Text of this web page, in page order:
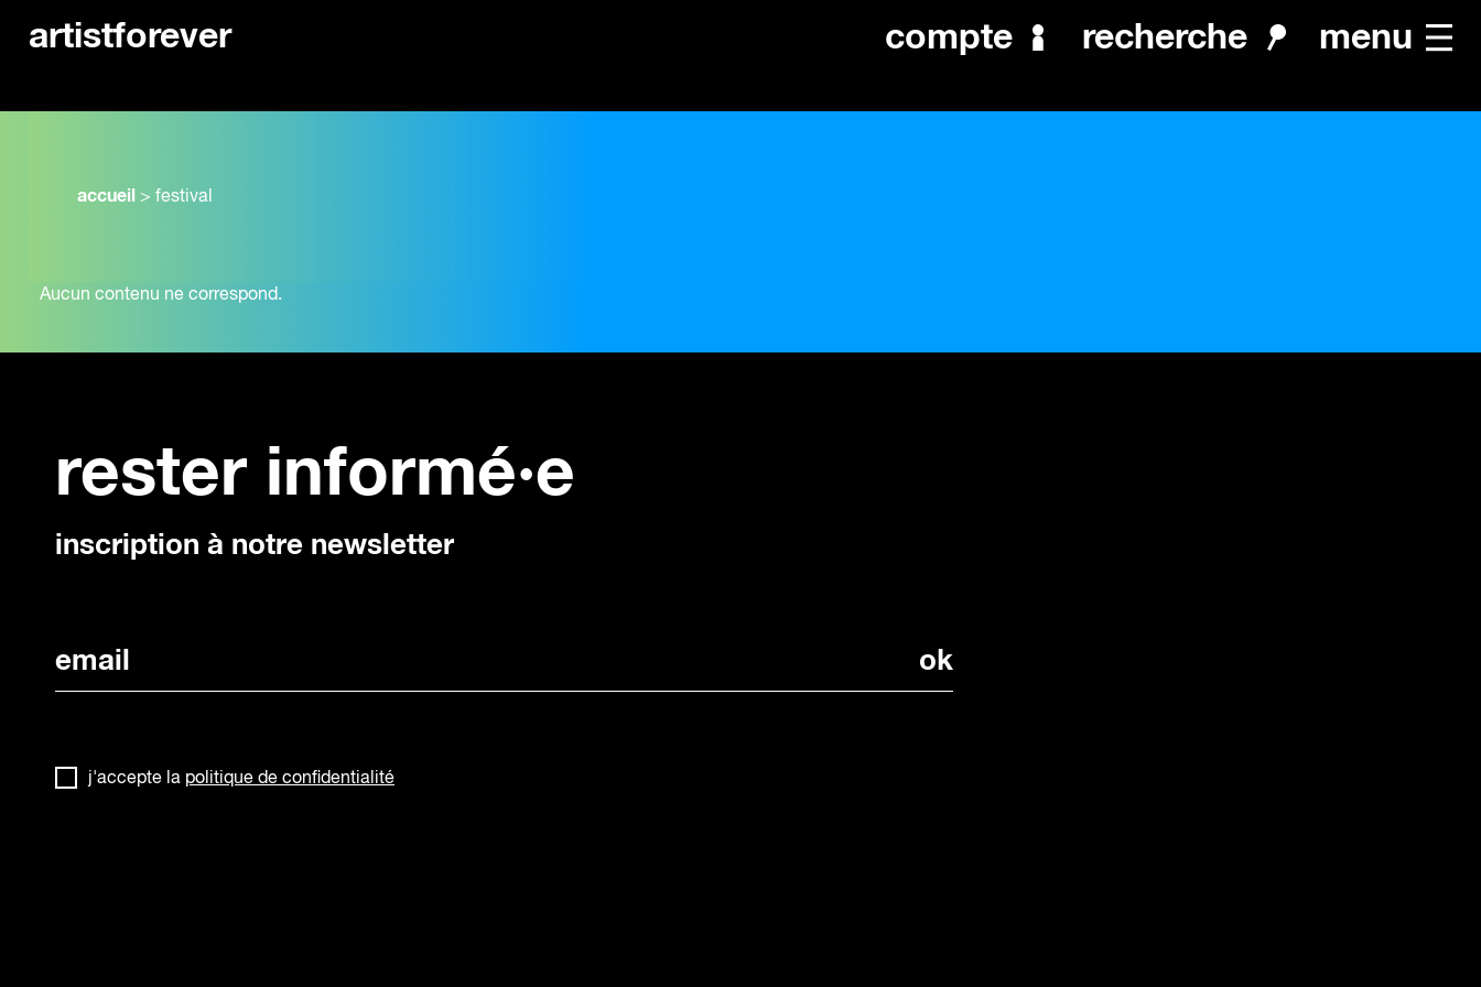
artistforever compte recherche menu
accueil > festival
Aucun contenu ne correspond.
rester informé·e
inscription à notre newsletter
j'accepte la politique de confidentialité